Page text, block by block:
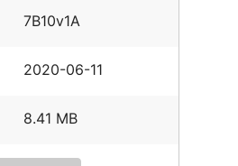
7B10v1A
2020-06-11
8.41 MB